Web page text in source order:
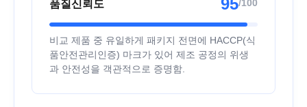
품질신뢰도 95/100
비교 제품 중 유일하게 패키지 전면에 HACCP(식
품안전관리인증) 마크가 있어 제조 공정의 위생
과 안전성을 객관적으로 증명함.